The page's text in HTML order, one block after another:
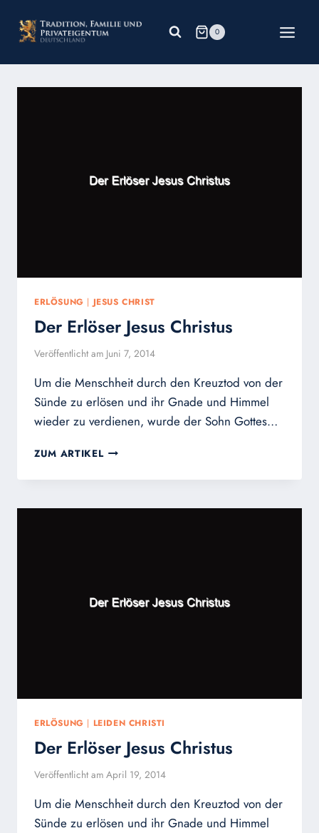
Inhalt
springen
0
ERLÖSUNG | JESUS CHRIST
Der Erlöser Jesus Christus
Veröffentlicht am Juni 7, 2014
Um die Menschheit durch den Kreuztod von der
Sünde zu erlösen und ihr Gnade und Himmel
wieder zu verdienen, wurde der Sohn Gottes…
ZUM ARTIKEL DER
JESUS
ERLÖSUNG | LEIDEN CHRISTI
Der Erlöser Jesus Christus
Veröffentlicht am April 19, 2014
Um die Menschheit durch den Kreuztod von der
Sünde zu erlösen und ihr Gnade und Himmel